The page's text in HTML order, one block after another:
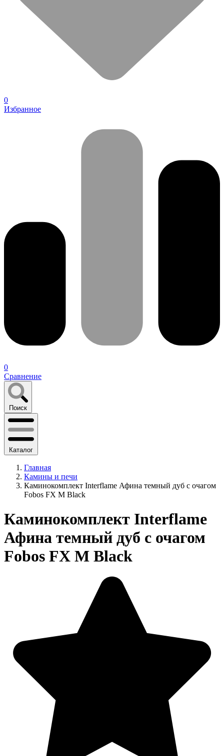
0
Избранное
0
Сравнение
Поиск
Каталог
Главная
Камины и печи
Каминокомплект Interflame Афина темный дуб с очагом
Fobos FX M Black
Каминокомплект Interflame
Афина темный дуб с очагом
Fobos FX M Black